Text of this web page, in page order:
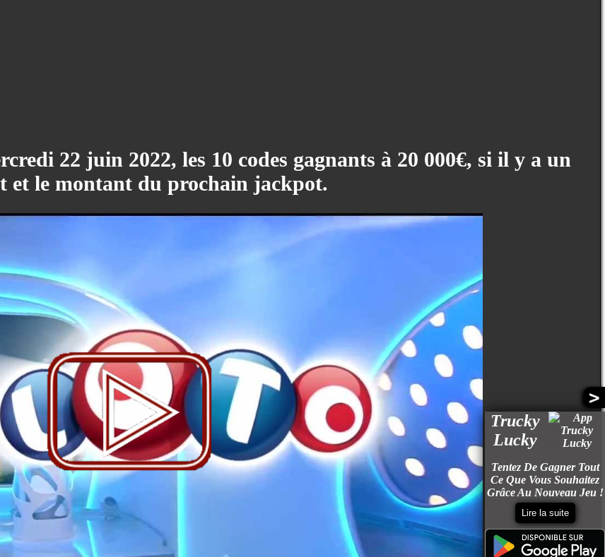
>
Trucky
Lucky
Tentez De Gagner Tout
Ce Que Vous Souhaitez
Grâce Au Nouveau Jeu !
Lire la suite
22 juin 2022, les 10 codes gagnants à 20 000€, si il y a un
et le montant du prochain jackpot.